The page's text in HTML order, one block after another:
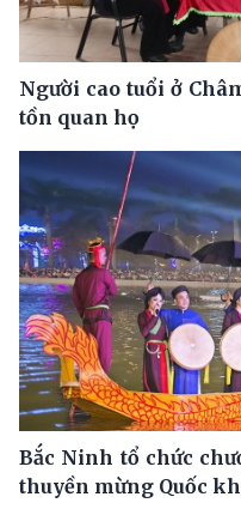
Người cao tuổi ở
tồn quan họ
Bắc Ninh tổ chức
thuyền mừng Quốc